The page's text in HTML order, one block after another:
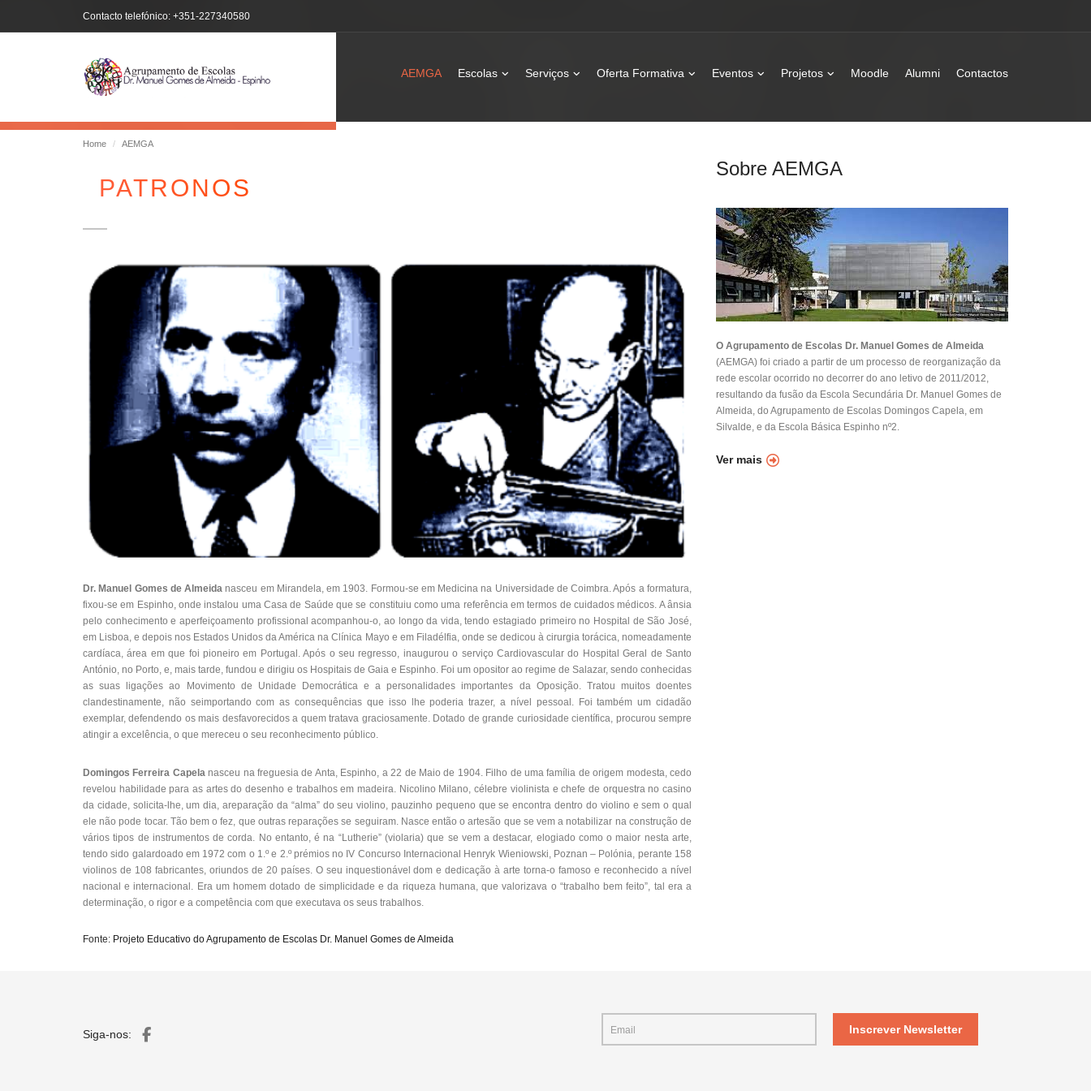
Contacto telefónico: +351-227340580
AEMGA Escolas Serviços Oferta Formativa Eventos Projetos Moodle Alumni Contactos
Home AEMGA
PATRONOS
Dr. Manuel Gomes de Almeida nasceu em Mirandela, em 1903. Formou-se em Medicina na Universidade de Coimbra. Após a formatura,
fixou-se em Espinho, onde instalou uma Casa de Saúde que se constituiu como uma referência em termos de cuidados médicos. A ânsia
pelo conhecimento e aperfeiçoamento profissional acompanhou-o, ao longo da vida, tendo estagiado primeiro no Hospital de São José,
em Lisboa, e depois nos Estados Unidos da América na Clínica Mayo e em Filadélfia, onde se dedicou à cirurgia torácica, nomeadamente
cardíaca, área em que foi pioneiro em Portugal. Após o seu regresso, inaugurou o serviço Cardiovascular do Hospital Geral de Santo
António, no Porto, e, mais tarde, fundou e dirigiu os Hospitais de Gaia e Espinho. Foi um opositor ao regime de Salazar, sendo conhecidas
as suas ligações ao Movimento de Unidade Democrática e a personalidades importantes da Oposição. Tratou muitos doentes
clandestinamente, não seimportando com as consequências que isso lhe poderia trazer, a nível pessoal. Foi também um cidadão
exemplar, defendendo os mais desfavorecidos a quem tratava graciosamente. Dotado de grande curiosidade científica, procurou sempre
atingir a excelência, o que mereceu o seu reconhecimento público.
Domingos Ferreira Capelanasceu na freguesia de Anta, Espinho, a 22 de Maio de 1904. Filho de uma família de origem modesta, cedo
revelou habilidade para as artes do desenho e trabalhos em madeira. Nicolino Milano, célebre violinista e chefe de orquestra no casino
da cidade, solicita-lhe, um dia, areparação da “alma” do seu violino, pauzinho pequeno que se encontra dentro do violino e sem o qual
ele não pode tocar. Tão bem o fez, que outras reparações se seguiram. Nasce então o artesão que se vem a notabilizar na construção de
vários tipos de instrumentos de corda. No entanto, é na “Lutherie” (violaria) que se vem a destacar, elogiado como o maior nesta arte,
tendo sido galardoado em 1972 com o 1.º e 2.º prémios no IV Concurso Internacional Henryk Wieniowski, Poznan – Polónia, perante 158
violinos de 108 fabricantes, oriundos de 20 países. O seu inquestionável dom e dedicação à arte torna-o famoso e reconhecido a nível
nacional e internacional. Era um homem dotado de simplicidade e da riqueza humana, que valorizava o “trabalho bem feito”, tal era a
determinação, o rigor e a competência com que executava os seus trabalhos.
Fonte: Projeto Educativo do Agrupamento de Escolas Dr. Manuel Gomes de Almeida
Sobre AEMGA
O Agrupamento de Escolas Dr. Manuel Gomes de Almeida
(AEMGA) foi criado a partir de um processo de reorganização da
rede escolar ocorrido no decorrer do ano letivo de 2011/2012,
resultando da fusão da Escola Secundária Dr. Manuel Gomes de
Almeida, do Agrupamento de Escolas Domingos Capela, em
Silvalde, e da Escola Básica Espinho nº2.
Ver mais
Siga-nos: Inscrever Newsletter